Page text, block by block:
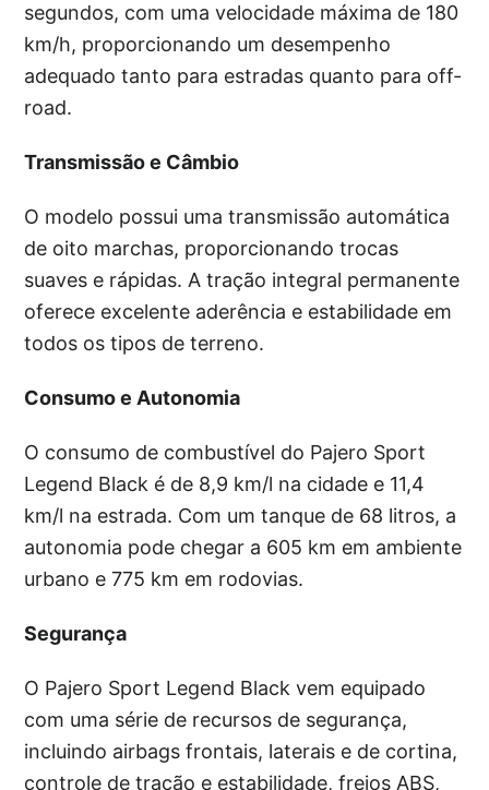
segundos, com uma velocidade máxima de 180
km/h, proporcionando um desempenho
adequado tanto para estradas quanto para off-
road.
Transmissão e Câmbio
O modelo possui uma transmissão automática
de oito marchas, proporcionando trocas
suaves e rápidas. A tração integral permanente
oferece excelente aderência e estabilidade em
todos os tipos de terreno.
Consumo e Autonomia
O consumo de combustível do Pajero Sport
Legend Black é de 8,9 km/l na cidade e 11,4
km/l na estrada. Com um tanque de 68 litros, a
autonomia pode chegar a 605 km em ambiente
urbano e 775 km em rodovias.
Segurança
O Pajero Sport Legend Black vem equipado
com uma série de recursos de segurança,
incluindo airbags frontais, laterais e de cortina,
controle de tração e estabilidade, freios ABS,